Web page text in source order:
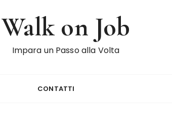
Walk on Job
Impara un Passo alla Volta
CONTATTI